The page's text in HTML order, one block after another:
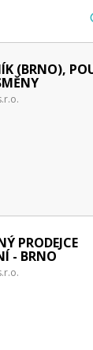
(BRNO),
PRODEJCE
- BRNO